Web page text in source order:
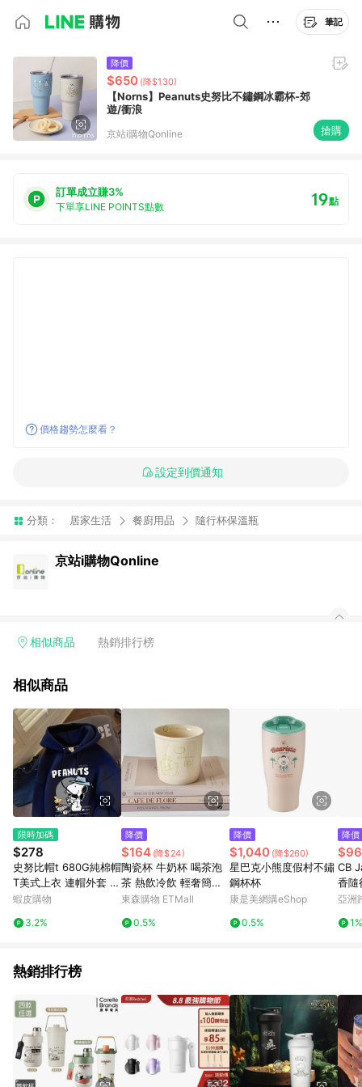
筆記
降價
$650 (降$130)
【Norns】Peanuts史努比不鏽鋼冰霸杯-郊
遊/衝浪
京站i購物Qonline 搶購
訂單成立賺3%
下單享LINE POINTS點數 19點
價格趨勢怎麼看？
設定到價通知
分類： 居家生活 餐廚用品 隨行杯保溫瓶
京站i購物Qonline
相似商品 熱銷排行榜
相似商品
限時加碼
$278
史努比帽t 680G純棉帽
T美式上衣 連帽外套 大
尺碼上衣 刷毛帽踢 sn
男女同款秋冬衣服
蝦皮購物
3.2%
降價
$164 (降$24)
陶瓷杯 牛奶杯 喝茶泡
茶 熱飲冷飲 輕奢簡約
小眾輕奢 辦公室家用
東森購物 ETMall
0.5%
降價
$1,040 (降$260)
星巴克小熊度假村不鏽
鋼杯杯
康是美網購eShop
0.5%
降價
CB
香隨
溫杯
亞洲
1%
熱銷排行榜